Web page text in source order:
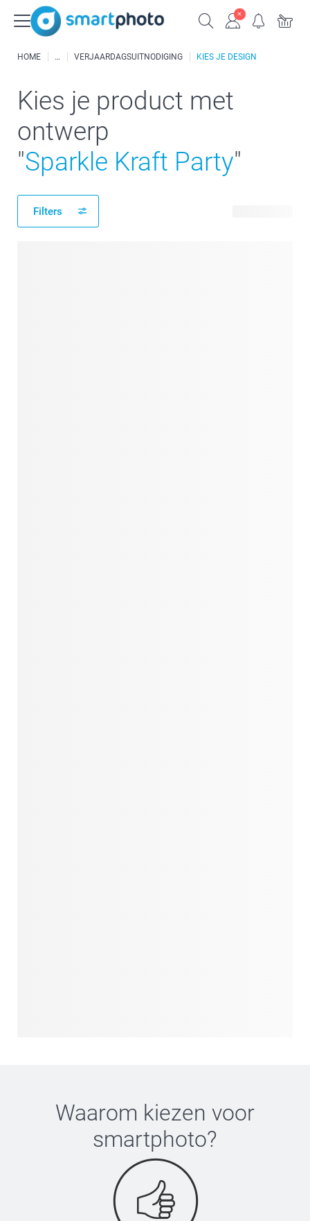
HOME VERJAARDAGSUITNODIGING KIES JE DESIGN
Kies je product met
ontwerp
"Sparkle Kraft Party"
Filters
Waarom kiezen voor
smartphoto?